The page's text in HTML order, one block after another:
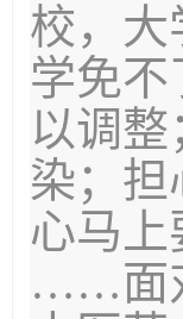
校，大
学免
以调
染；
心马
……面